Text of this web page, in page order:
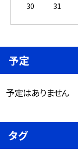
30
31
予定
予定はありません
タグ